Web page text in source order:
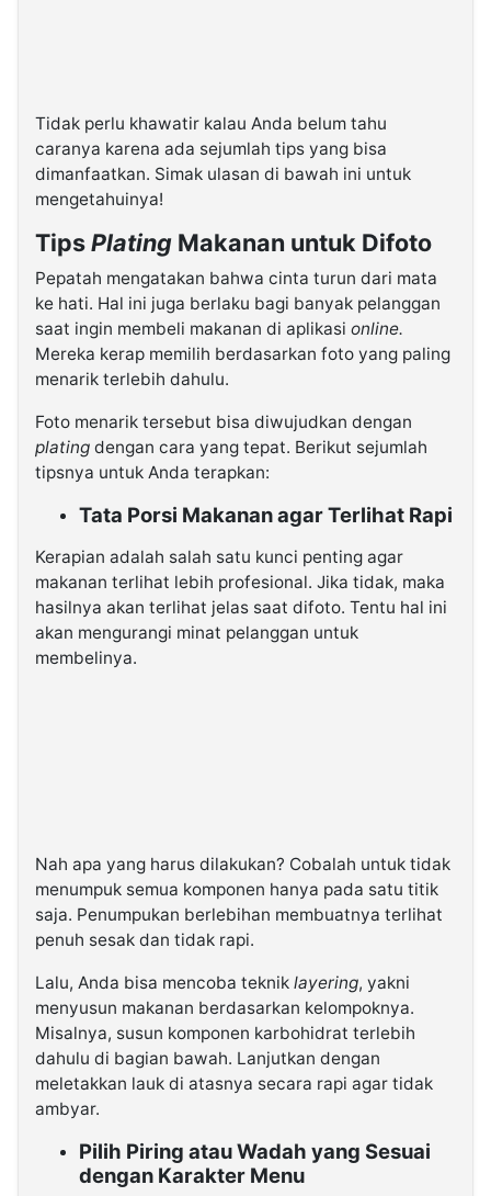
Tidak perlu khawatir kalau Anda belum tahu
caranya karena ada sejumlah tips yang bisa
dimanfaatkan. Simak ulasan di bawah ini untuk
mengetahuinya!
TipsPlating Makanan untuk Difoto
Pepatah mengatakan bahwa cinta turun dari mata
ke hati. Hal ini juga berlaku bagi banyak pelanggan
saat ingin membeli makanan di aplikasi online.
Mereka kerap memilih berdasarkan foto yang paling
menarik terlebih dahulu.
Foto menarik tersebut bisa diwujudkan dengan
plating dengan cara yang tepat. Berikut sejumlah
tipsnya untuk Anda terapkan:
Tata Porsi Makanan agar Terlihat Rapi
Kerapian adalah salah satu kunci penting agar
makanan terlihat lebih profesional. Jika tidak, maka
hasilnya akan terlihat jelas saat difoto. Tentu hal ini
akan mengurangi minat pelanggan untuk
membelinya.
Nah apa yang harus dilakukan? Cobalah untuk tidak
menumpuk semua komponen hanya pada satu titik
saja. Penumpukan berlebihan membuatnya terlihat
penuh sesak dan tidak rapi.
Lalu, Anda bisa mencoba teknik layering, yakni
menyusun makanan berdasarkan kelompoknya.
Misalnya, susun komponen karbohidrat terlebih
dahulu di bagian bawah. Lanjutkan dengan
meletakkan lauk di atasnya secara rapi agar tidak
ambyar.
Pilih Piring atau Wadah yang Sesuai
dengan Karakter Menu